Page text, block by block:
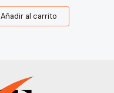
Añadir al carrito